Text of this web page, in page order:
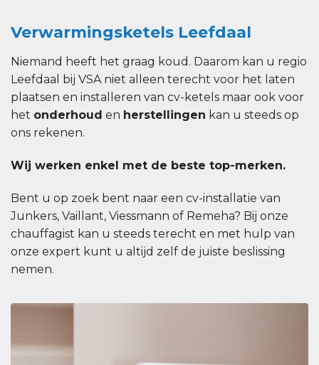
Verwarmingsketels Leefdaal
Niemand heeft het graag koud. Daarom kan u regio
Leefdaal bij VSA niet alleen terecht voor het laten
plaatsen en installeren van cv-ketels maar ook voor
het onderhoud en herstellingen kan u steeds op
ons rekenen.
Wij werken enkel met de beste top-merken.
Bent u op zoek bent naar een cv-installatie van
Junkers, Vaillant, Viessmann of Remeha? Bij onze
chauffagist kan u steeds terecht en met hulp van
onze expert kunt u altijd zelf de juiste beslissing
nemen.